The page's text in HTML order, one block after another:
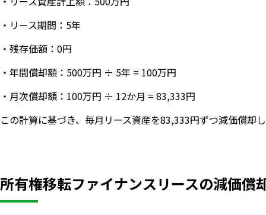
・リース期間：5年
・残存価額：0円
・年間償却額：500万円 ÷ 5年 = 100万円
・月次償却額：100万円 ÷ 12か月 = 83,333円
この計算に基づき、毎月リース資産を83,333円ずつ減価償却
所有権移転ファイナンスリースの減価償